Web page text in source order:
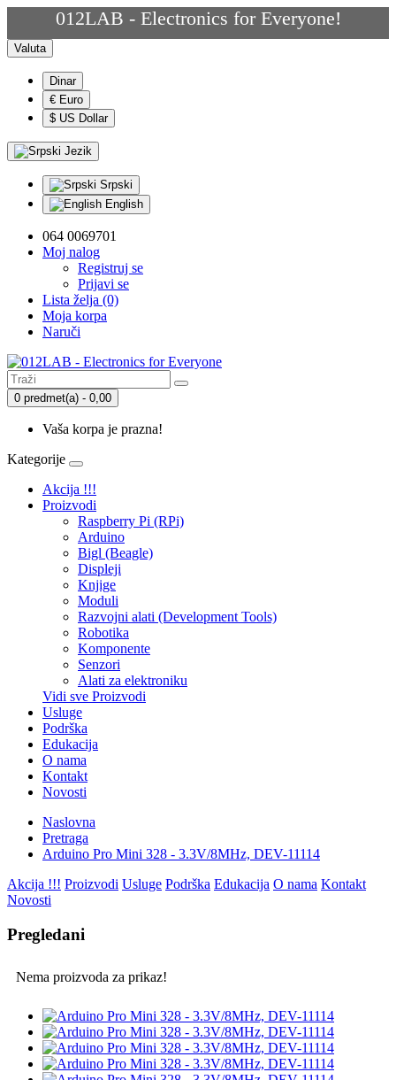
012LAB - Electronics for Everyone!
Valuta
Dinar
€ Euro
$ US Dollar
Jezik
Srpski
English
064 0069701
Moj nalog
Registruj se
Prijavi se
Lista želja (0)
Moja korpa
Naruči
0 predmet(a) - 0,00
Vaša korpa je prazna!
Kategorije
Akcija !!!
Proizvodi
Raspberry Pi (RPi)
Arduino
Bigl (Beagle)
Displеji
Knjige
Moduli
Razvojni alati (Development Tools)
Robotika
Komponente
Senzori
Alati za elektroniku
Vidi sve Proizvodi
Usluge
Podrška
Edukacija
O nama
Kontakt
Novosti
Naslovna
Pretraga
Arduino Pro Mini 328 - 3.3V/8MHz, DEV-11114
Akcija !!! Proizvodi Usluge Podrška Edukacija O nama Kontakt
Novosti
Pregledani
Nema proizvoda za prikaz!